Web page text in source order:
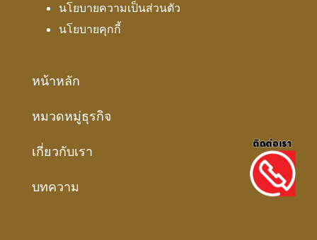
นโยบายความเป็นส่วนตัว
นโยบายคุกกี้
หน้าหลัก
หมวดหมู่ธุรกิจ
เกี่ยวกับเรา
บทความ